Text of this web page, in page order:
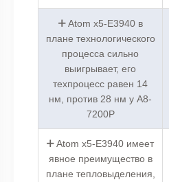
Atom x5-E3940 в
плане технологического
процесса сильно
выигрывает, его
техпроцесс равен 14
нм, против 28 нм у A8-
7200P
Atom x5-E3940 имеет
явное преимущество в
плане тепловыделения,